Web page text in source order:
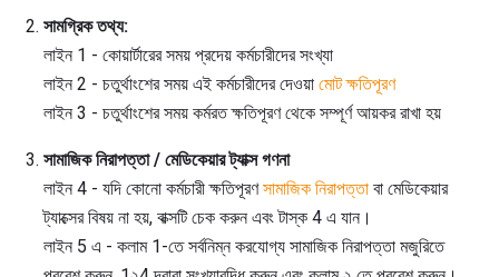
সামগ্রিক তথ্য:
লাইন 1 - কোয়ার্টারের সময় প্রদেয় কর্মচারীদের সংখ্যা
লাইন 2 - চতুর্থাংশের সময় এই কর্মচারীদের দেওয়া মোট ক্ষতিপূরণ
লাইন 3 - চতুর্থাংশের সময় কর্মরত ক্ষতিপূরণ থেকে সম্পূর্ণ আয়কর রাখা হয়
সামাজিক নিরাপত্তা / মেডিকেয়ার ট্যাক্স গণনা
লাইন 4 - যদি কোনো কর্মচারী ক্ষতিপূরণসামাজিক নিরাপত্তা বা মেডিকেয়ার
ট্যাক্সের বিষয় না হয়, বাক্সটি চেক করুন এবং টাস্ক 4 এ যান।
লাইন 5 এ - কলাম 1-তে সর্বনিম্ন করযোগ্য সামাজিক নিরাপত্তা মজুরিতে